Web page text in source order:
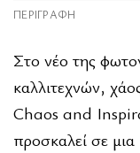
ΠΕΡΙΓΡΑΦΉ
Στο νέο της
καλλιτεχνών,
Chaos and
προσκαλεί σε